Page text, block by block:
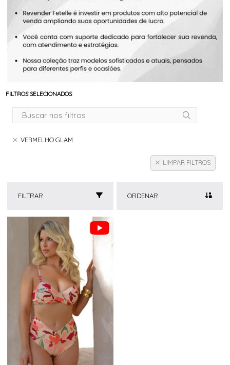
FILTROS SELECIONADOS
VERMELHO GLAM
LIMPAR FILTROS
FILTRAR ORDENAR